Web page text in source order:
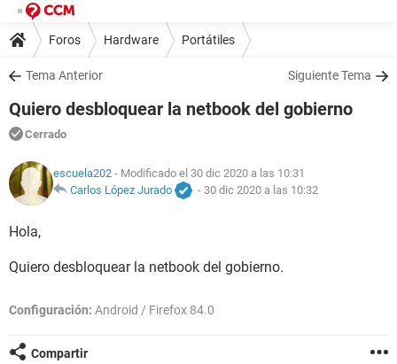
Foros Hardware Portátiles
Tema Anterior Siguiente Tema
Quiero desbloquear la netbook del gobierno
Cerrado
escuela202 - Modificado el 30 dic 2020 a las 10:31
Carlos López Jurado
- 30 dic 2020 a las 10:32
Hola,
Quiero desbloquear la netbook del gobierno.
Configuración: Android / Firefox 84.0
Compartir